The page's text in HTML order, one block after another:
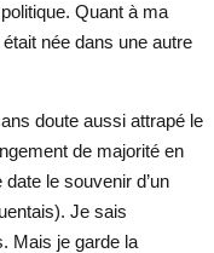
Quant à ma
née dans une autre
doute aussi attrapé le
de majorité en
le souvenir d’un
Je sais
Mais je garde la